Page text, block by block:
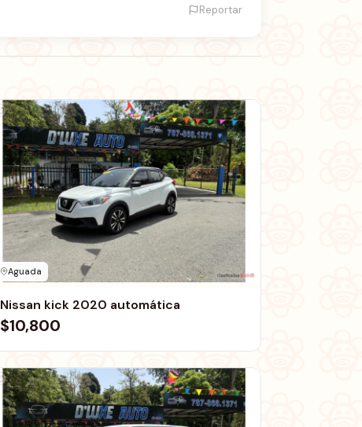
Reportar
Aguada
Nissan kick 2020 automática
$10,800